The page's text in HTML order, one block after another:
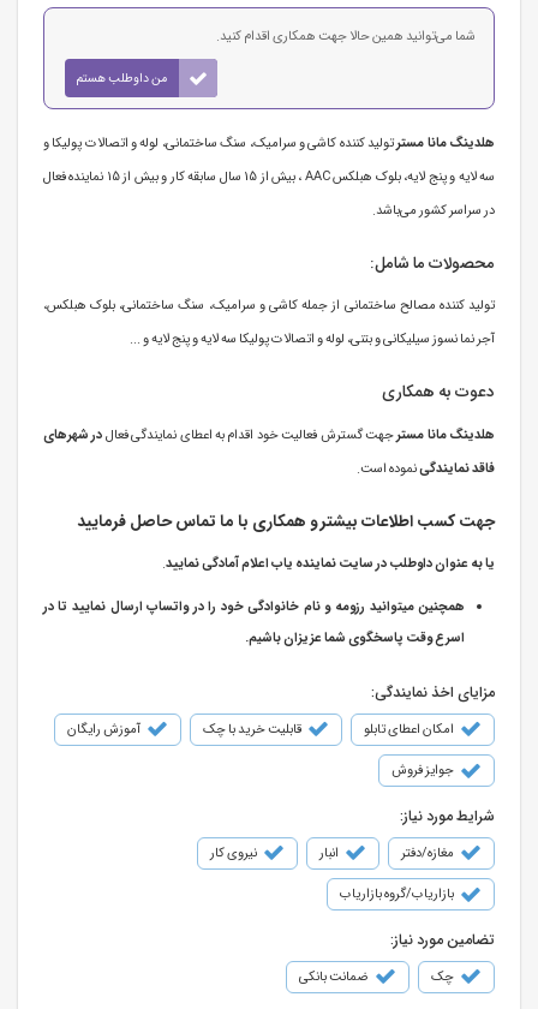
شما می‌توانید همین حالا جهت همکاری اقدام کنید.
من داوطلب هستم
هلدینگ مانا مسترتولید کننده کاشی و سرامیک، سنگ ساختمانی، لوله و اتصالات پولیکا و
سه لایه و پنج لایه، بلوک هبلکس AAC ، بیش از 15 سال سابقه کار و بیش از 15 نماینده فعال
در سراسر کشور می‌‌‌باشد.
محصولات ما شامل:
تولید کننده مصالح ساختمانی از جمله کاشی و سرامیک، سنگ ساختمانی، بلوک هبلکس،
آجر نما نسوز سیلیکانی و بتنی، لوله و اتصالات پولیکا سه لایه و پنج لایه و ...
دعوت به همکاری
هلدینگ مانا مسترجهت گسترش فعالیت خود اقدام به اعطای نمایندگی فعالدر شهرهای
فاقد نمایندگینموده است.
جهت کسب اطلاعات بیشتر و همکاری با ما تماس حاصل فرمایید
یا به عنوان داوطلب در سایت نماینده یاب اعلام آمادگی نمایید.
همچنین میتوانید رزومه و نام خانوادگی خود را در واتساپ ارسال نمایید تا در
اسرع وقت پاسخگوی شما عزیزان باشیم.
مزایای اخذ نمایندگی:
امکان اعطای تابلو قابلیت خرید با چک آموزش رایگان
جوایز فروش
شرایط مورد نیاز:
مغازه/دفتر انبار نیروی کار
بازاریاب/گروه بازاریاب
تضامین مورد نیاز:
چک ضمانت بانکی